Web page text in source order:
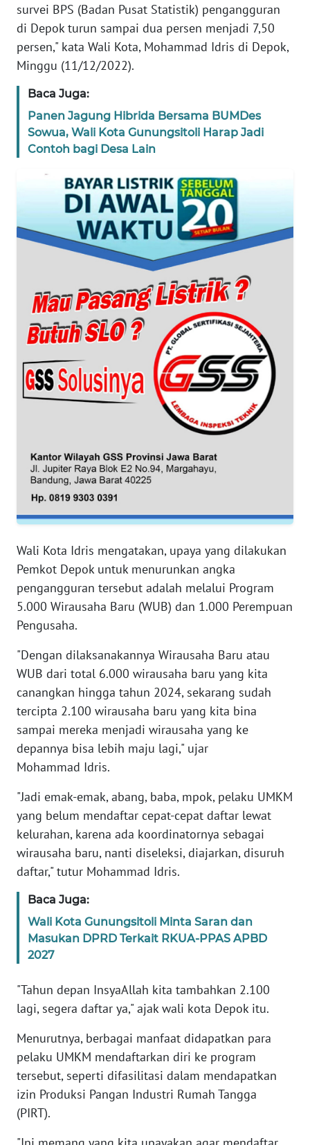
survei BPS (Badan Pusat Statistik) pengangguran
di Depok turun sampai dua persen menjadi 7,50
persen," kata Wali Kota, Mohammad Idris di Depok,
Minggu (11/12/2022).
Baca Juga:
Panen Jagung Hibrida Bersama BUMDes
Sowua, Wali Kota Gunungsitoli Harap Jadi
Contoh bagi Desa Lain
Wali Kota Idris mengatakan, upaya yang dilakukan
Pemkot Depok untuk menurunkan angka
pengangguran tersebut adalah melalui Program
5.000 Wirausaha Baru (WUB) dan 1.000 Perempuan
Pengusaha.
"Dengan dilaksanakannya Wirausaha Baru atau
WUB dari total 6.000 wirausaha baru yang kita
canangkan hingga tahun 2024, sekarang sudah
tercipta 2.100 wirausaha baru yang kita bina
sampai mereka menjadi wirausaha yang ke
depannya bisa lebih maju lagi," ujar
Mohammad Idris.
"Jadi emak-emak, abang, baba, mpok, pelaku UMKM
yang belum mendaftar cepat-cepat daftar lewat
kelurahan, karena ada koordinatornya sebagai
wirausaha baru, nanti diseleksi, diajarkan, disuruh
daftar," tutur Mohammad Idris.
Baca Juga:
Wali Kota Gunungsitoli Minta Saran dan
Masukan DPRD Terkait RKUA-PPAS APBD
2027
"Tahun depan InsyaAllah kita tambahkan 2.100
lagi, segera daftar ya," ajak wali kota Depok itu.
Menurutnya, berbagai manfaat didapatkan para
pelaku UMKM mendaftarkan diri ke program
tersebut, seperti difasilitasi dalam mendapatkan
izin Produksi Pangan Industri Rumah Tangga
(PIRT).
Regional
WN
SUMUT
JAKARTA
WN
WN
KEPRI
WN
PAPUA
WN
WN
JAMBI
WN
WN
NTB
WN
SULTENG
SULBAR
WN
BABEL
SUMBAR
WN
SUMSEL
WN
BENGKULU
WN
LAMPUNG
WN
WN